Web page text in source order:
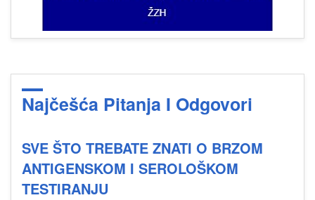
Najčešća Pitanja I Odgovori
SVE ŠTO TREBATE ZNATI O BRZOM
ANTIGENSKOM I SEROLOŠKOM
TESTIRANJU